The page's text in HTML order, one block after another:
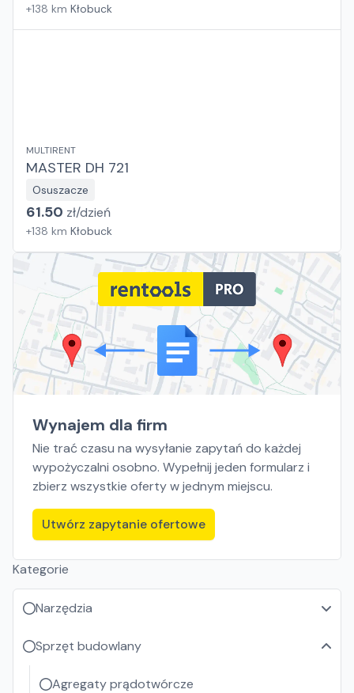
+138 km Kłobuck
MULTIRENT
MASTER DH 721
Osuszacze
61.50 zł/dzień
+138 km Kłobuck
Wynajem dla firm
Nie trać czasu na wysyłanie zapytań do każdej
wypożyczalni osobno. Wypełnij jeden formularz i
zbierz wszystkie oferty w jednym miejscu.
Utwórz zapytanie ofertowe
Kategorie
Narzędzia
Sprzęt budowlany
Agregaty prądotwórcze